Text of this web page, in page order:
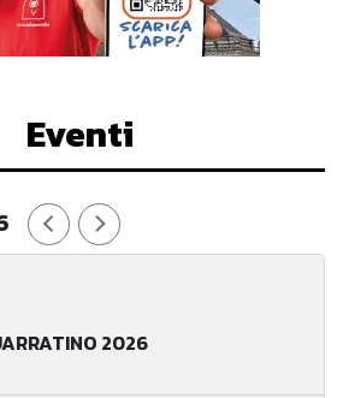
Eventi
2026